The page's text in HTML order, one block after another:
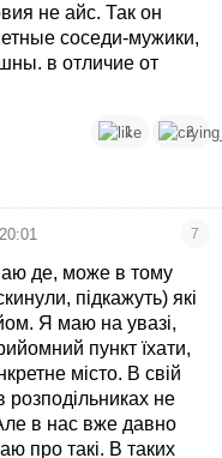
не айс. Так он
соседи-мужики,
в отличие от
1 2
7
де, може в тому
підкажуть) які
Я маю на увазі,
пункт їхати,
місто. В свій
розподільниках не
в нас вже давно
про такі. В таких